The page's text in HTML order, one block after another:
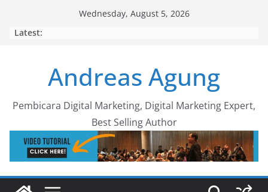
Wednesday, August 5, 2026
Latest:
Andreas Agung
Pembicara Digital Marketing, Digital Marketing Expert,
Best Selling Author